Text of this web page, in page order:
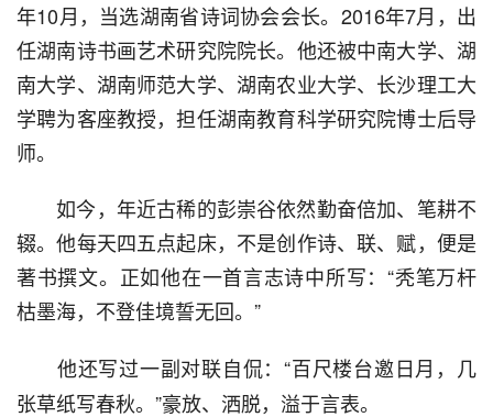
年10月，当选湖南省诗词协会会长。2016年7月，出
任湖南诗书画艺术研究院院长。他还被中南大学、湖
南大学、湖南师范大学、湖南农业大学、长沙理工大
学聘为客座教授，担任湖南教育科学研究院博士后导
师。
如今，年近古稀的彭崇谷依然勤奋倍加、笔耕不
辍。他每天四五点起床，不是创作诗、联、赋，便是
著书撰文。正如他在一首言志诗中所写：“秃笔万杆
枯墨海，不登佳境誓无回。”
他还写过一副对联自侃：“百尺楼台邀日月，几
张草纸写春秋。”豪放、洒脱，溢于言表。